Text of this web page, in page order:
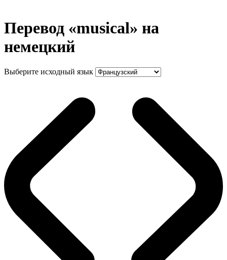
Перевод «musical» на
немецкий
Выберите исходный язык